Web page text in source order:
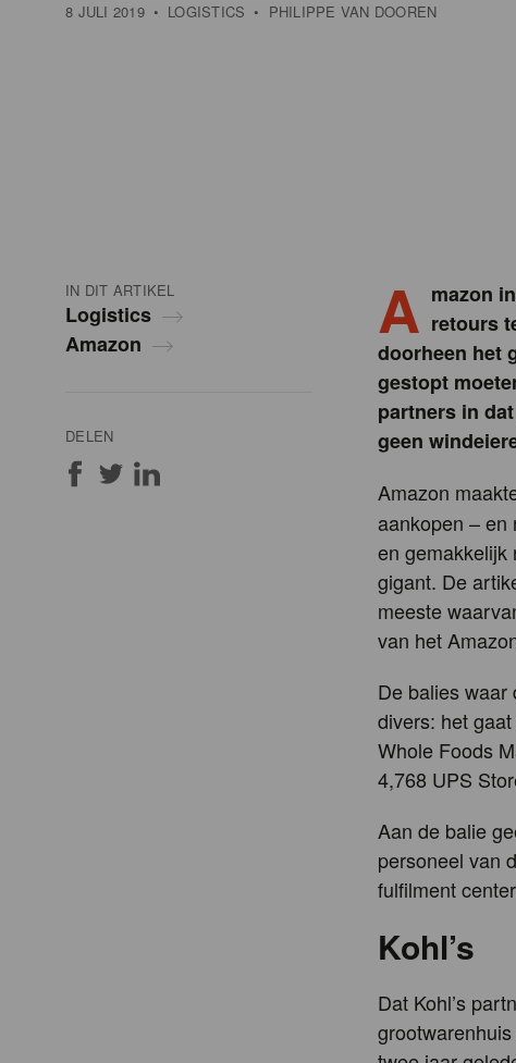
8 JULI 2019 • LOGISTICS • PHILIPPE VAN DOOREN
IN DIT ARTIKEL
Logistics
Amazon
DELEN
A mazon
retours
doorheen het
gestopt
partners in
geen
Amazon
aankopen – en
en gemakkelijk
gigant. De
meeste
van het
De balies waar
divers: het
Whole Foods
4,768 UPS
Aan de balie
personeel van
fulfilment
Kohl’s
Dat Kohl’s